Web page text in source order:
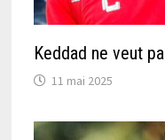
Keddad ne veut
11 mai 2025